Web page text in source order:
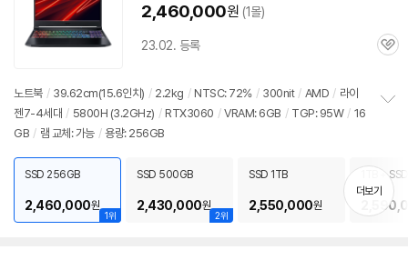
2,460,000원 (1몰)
23.02. 등록
관
노트북 / 39.62cm(15.6인치) / 2.2kg / NTSC: 72% / 300nit / AMD / 라이
젠7-4세대 / 5800H (3.2GHz) / RTX3060 / VRAM: 6GB / TGP: 95W / 16
GB / 램 교체: 가능 / 용량: 256GB
치
기
1위
SSD 256GB
2,460,000원
2위
SSD 500GB
2,430,000원
SSD 1TB
2,550,000원
1TB +
더보기